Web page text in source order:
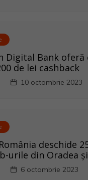
Digital Bank
de lei cashback
10 octombrie 2023
deschide
urile din Oradea
6 octombrie 2023